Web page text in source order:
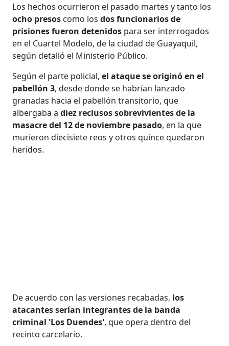
Los hechos ocurrieron el pasado martes y tanto los
ocho presos como losdos funcionarios de
prisiones fueron detenidos para ser interrogados
en el Cuartel Modelo, de la ciudad de Guayaquil,
según detalló el Ministerio Público.
Según el parte policial,el ataque se originó en el
pabellón 3, desde donde se habrían lanzado
granadas hacia el pabellón transitorio, que
albergaba adiez reclusos sobrevivientes de la
masacre del 12 de noviembre pasado, en la que
murieron diecisiete reos y otros quince quedaron
heridos.
De acuerdo con las versiones recabadas, los
atacantes serían integrantes de la banda
criminal 'Los Duendes', que opera dentro del
recinto carcelario.